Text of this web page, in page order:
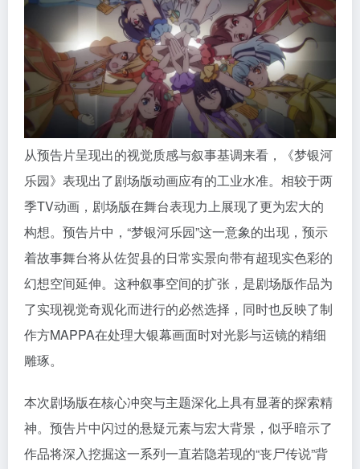
从预告片呈现出的视觉质感与叙事基调来看，《梦银河
乐园》表现出了剧场版动画应有的工业水准。相较于两
季TV动画，剧场版在舞台表现力上展现了更为宏大的
构想。预告片中，“梦银河乐园”这一意象的出现，预示
着故事舞台将从佐贺县的日常实景向带有超现实色彩的
幻想空间延伸。这种叙事空间的扩张，是剧场版作品为
了实现视觉奇观化而进行的必然选择，同时也反映了制
作方MAPPA在处理大银幕画面时对光影与运镜的精细
雕琢。
本次剧场版在核心冲突与主题深化上具有显著的探索精
神。预告片中闪过的悬疑元素与宏大背景，似乎暗示了
作品将深入挖掘这一系列一直若隐若现的“丧尸传说”背